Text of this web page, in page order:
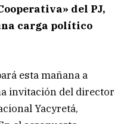
del PJ,
carga político
esta mañana a
invitación del director
Yacyretá,